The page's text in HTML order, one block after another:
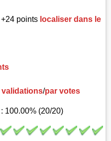
points localiser dans le
validations/par votes
100.00% (20/20)